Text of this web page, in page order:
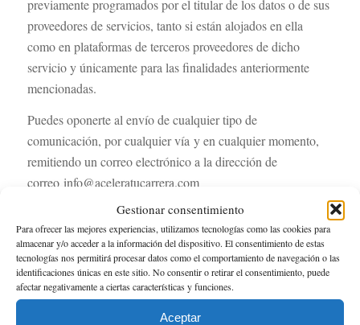
Gestionar consentimiento
Para ofrecer las mejores experiencias, utilizamos tecnologías como las cookies para
almacenar y/o acceder a la información del dispositivo. El consentimiento de estas
tecnologías nos permitirá procesar datos como el comportamiento de navegación o las
identificaciones únicas en este sitio. No consentir o retirar el consentimiento, puede
afectar negativamente a ciertas características y funciones.
Aceptar
previamente programados por el titular de los datos o de sus
proveedores de servicios, tanto si están alojados en ella
como en plataformas de terceros proveedores de dicho
servicio y únicamente para las finalidades anteriormente
mencionadas.
Puedes oponerte al envío de cualquier tipo de
comunicación, por cualquier vía y en cualquier momento,
remitiendo un correo electrónico a la dirección de
correo info@aceleratucarrera.com
3- ¿Por cuánto tiempo conservaremos tus datos?
Los datos personales proporcionados en el Sitio Webs e
conservarán mientras se mantenga la relación. Se harán
desaparecer cuando el interesado solicite su supresión o